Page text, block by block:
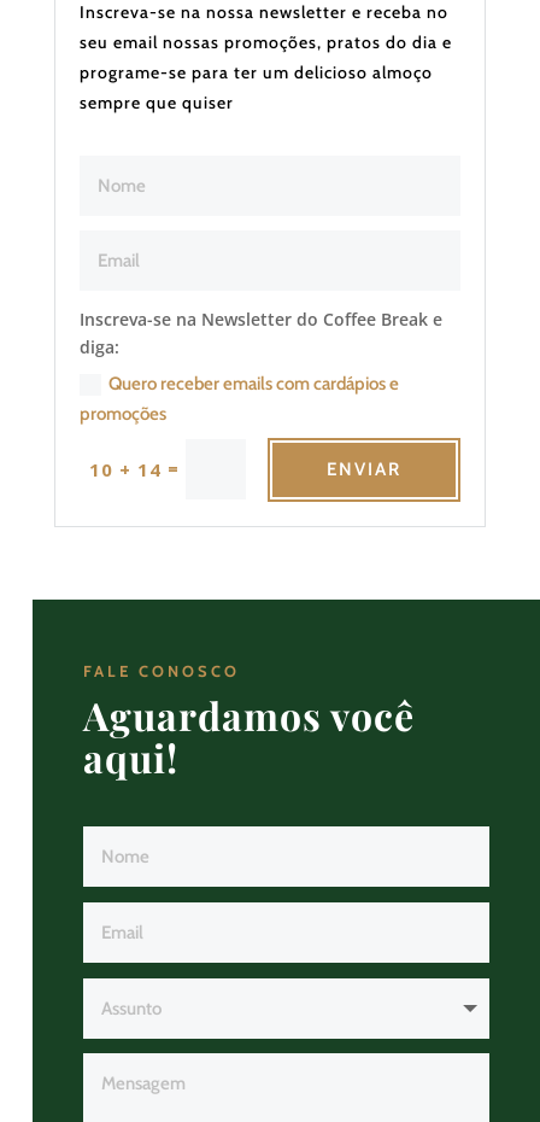
Inscreva-se na nossa newsletter e receba no
seu email nossas promoções, pratos do dia e
programe-se para ter um delicioso almoço
sempre que quiser
Inscreva-se na Newsletter do Coffee Break e
diga:
Quero receber emails com cardápios e
promoções
10 + 14 = ENVIAR
FALE CONOSCO
Aguardamos você
aqui!